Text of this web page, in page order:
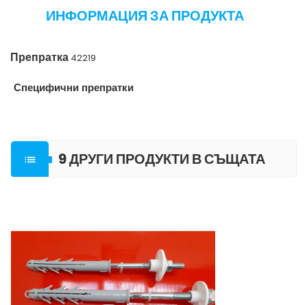
ИНФОРМАЦИЯ ЗА ПРОДУКТА
Препратка 42219
Специфични препратки

9 ДРУГИ ПРОДУКТИ В СЪЩАТА